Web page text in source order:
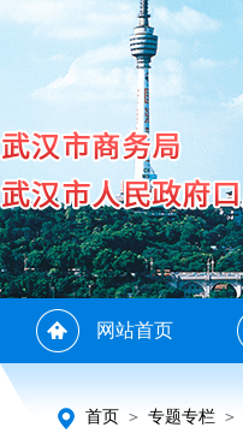
网站首页
首页 ＞ 专题专栏 ＞